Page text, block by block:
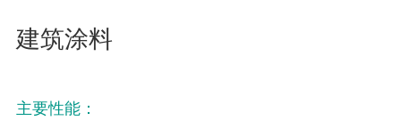
建筑涂料
主要性能：